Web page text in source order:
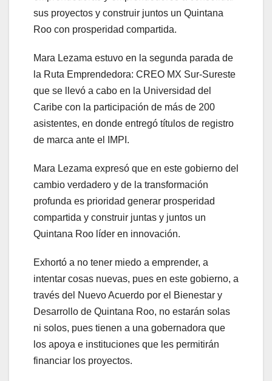
sus proyectos y construir juntos un Quintana
Roo con prosperidad compartida.
Mara Lezama estuvo en la segunda parada de
la Ruta Emprendedora: CREO MX Sur-Sureste
que se llevó a cabo en la Universidad del
Caribe con la participación de más de 200
asistentes, en donde entregó títulos de registro
de marca ante el IMPI.
Mara Lezama expresó que en este gobierno del
cambio verdadero y de la transformación
profunda es prioridad generar prosperidad
compartida y construir juntas y juntos un
Quintana Roo líder en innovación.
Exhortó a no tener miedo a emprender, a
intentar cosas nuevas, pues en este gobierno, a
través del Nuevo Acuerdo por el Bienestar y
Desarrollo de Quintana Roo, no estarán solas
ni solos, pues tienen a una gobernadora que
los apoya e instituciones que les permitirán
financiar los proyectos.